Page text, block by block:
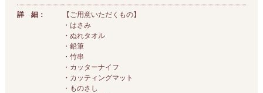
詳 細：
【ご用意いただくもの】
・はさみ
・ぬれタオル
・鉛筆
・竹串
・カッターナイフ
・カッティングマット
・ものさし